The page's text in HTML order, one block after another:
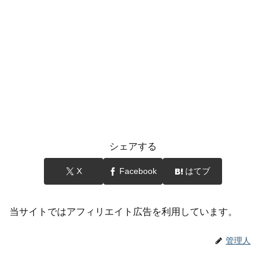
シェアする
X Facebook はてブ
当サイトではアフィリエイト広告を利用しています。
管理人